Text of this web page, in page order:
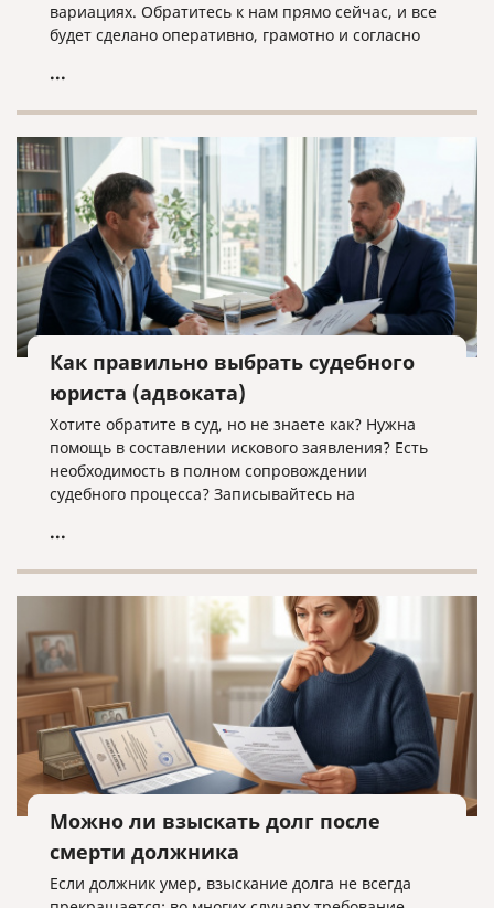
вариациях. Обратитесь к нам прямо сейчас, и все
будет сделано оперативно, грамотно и согласно
...
Как правильно выбрать судебного
юриста (адвоката)
Хотите обратите в суд, но не знаете как? Нужна
помощь в составлении искового заявления? Есть
необходимость в полном сопровождении
судебного процесса? Записывайтесь на
cлово» по адресу law@pravoislovo.ru
...
Можно ли взыскать долг после
смерти должника
Если должник умер, взыскание долга не всегда